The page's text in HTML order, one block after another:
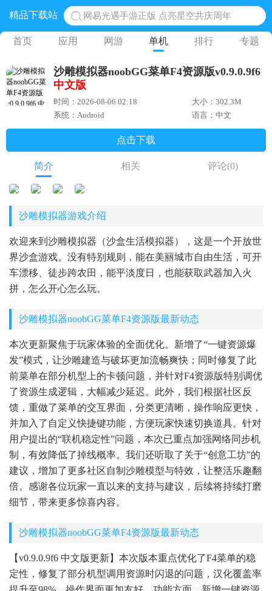
精品下载站
网易光遇手游正版 点亮星空共庆周年
黎明觉醒生机腾讯正版 黎明觉醒生机国际服
蛋仔派对下载 蛋仔派对体验服
奥特曼王者传奇 正版奥特曼游戏
首页 应用 网游 单机 排行 专题
沙雕模拟器noobGG菜单F4资源版v0.9.0.9f6
中文版
时间：2026-08-06 02:18
大小：302.3M
系统：Android
语言：中文
点击下载
简介 相关 评论(0)
沙雕模拟器游戏介绍
欢迎来到沙雕模拟器（沙盒生活模拟器），这是一个开放世
界沙盒游戏。没有特别规则，能在美丽城市自由生活，可开
车漂移、徒步跨农田，能平淡度日，也能获取武器加入火
拼，怎么开心怎么玩。
沙雕模拟器noobGG菜单F4资源版最新动态
本次更新聚焦于玩家体验的全面优化。新增了“一键资源爆
发”模式，让沙雕建造与破坏更加流畅爽快；同时修复了此
前菜单在部分机型上的卡顿问题，并针对F4资源版特别调优
了资源生成逻辑，大幅减少延迟。此外，我们根据社区反
馈，重做了菜单的交互界面，分类更清晰，操作响应更快，
并加入了自定义快捷键功能，方便玩家快速切换道具。针对
用户提出的“联机稳定性”问题，本次已重点加强网络同步机
制，有效降低了掉线概率。我们还听取了关于“创意工坊”的
建议，增加了更多社区自制沙雕模型与特效，让整活乐趣翻
倍。感谢各位玩家一直以来的支持与建议，后续将持续打磨
细节，带来更多惊喜内容。
沙雕模拟器noobGG菜单F4资源版最新动态
【v0.9.0.9f6 中文版更新】本次版本重点优化了F4菜单的稳
定性，修复了部分机型调用资源时闪退的问题，汉化覆盖率